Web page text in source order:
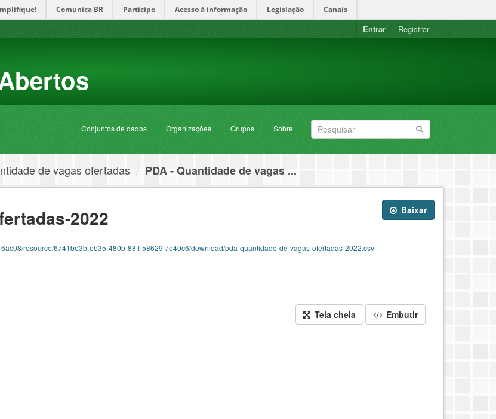
Comunica BR Participe Acesso à informação Legislação Canais
Entrar Registrar
Conjuntos de dados Organizações Grupos Sobre
de vagas ofertadas PDA - Quantidade de vagas ...
Baixar
2022
resource/6741be3b-eb35-480b-88ff-58629f7e40c6/download/pda-quantidade-de-vagas-ofertadas-2022.csv
Tela cheia Embutir